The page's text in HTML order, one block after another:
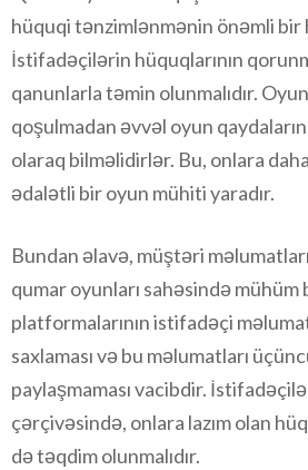
hüquqi tənzimlənmənin önəmli bir
İstifadəçilərin hüquqlarının
qanunlarla təmin olunmalıdır.
qoşulmadan əvvəl oyun
olaraq bilməlidirlər. Bu, onlara
ədalətli bir oyun mühiti yaradır.
Bundan əlavə, müştəri
qumar oyunları sahəsində
platformalarının istifadəçi
saxlaması və bu məlumatları
paylaşmaması vacibdir.
çərçivəsində, onlara lazım olan
də təqdim olunmalıdır.